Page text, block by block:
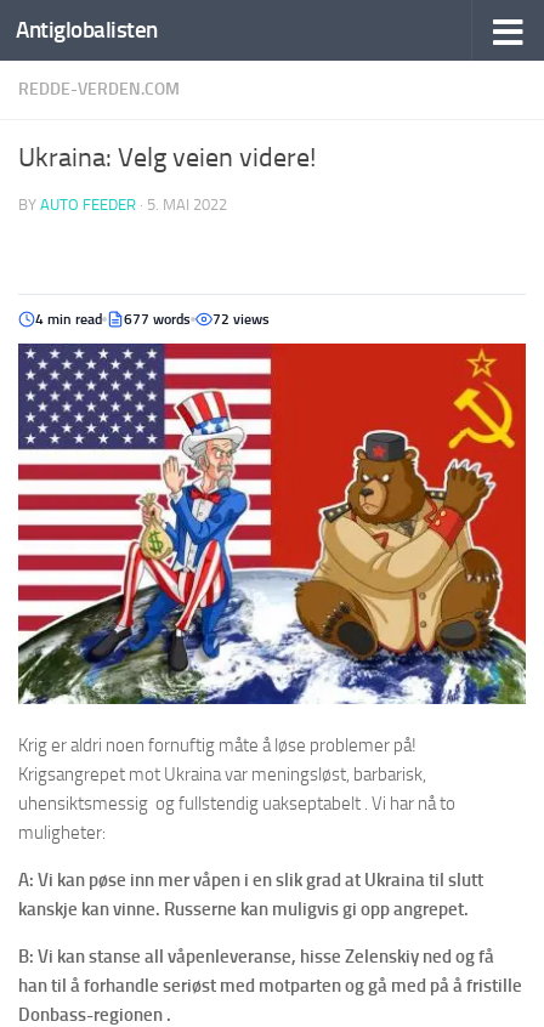
Antiglobalisten
REDDE-VERDEN.COM
Ukraina: Velg veien videre!
BY AUTO FEEDER · 5. MAI 2022
4 min read 677 words 72 views
Krig er aldri noen fornuftig måte å løse problemer på!
Krigsangrepet mot Ukraina var meningsløst, barbarisk,
uhensiktsmessig og fullstendig uakseptabelt . Vi har nå to
muligheter:
A: Vi kan pøse inn mer våpen i en slik grad at Ukraina til slutt
kanskje kan vinne. Russerne kan muligvis gi opp angrepet.
B: Vi kan stanse all våpenleveranse, hisse Zelenskiy ned og få
han til å forhandle seriøst med motparten og gå med på å fristille
Donbass-regionen .